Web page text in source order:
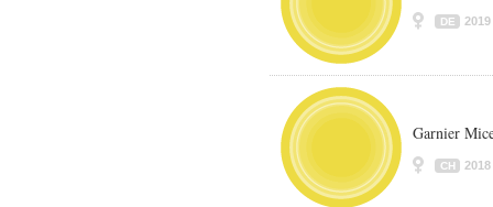
DE 2019
Garnier
CH 2018